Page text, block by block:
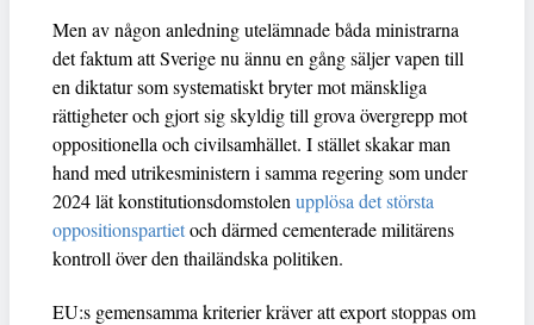
Men av någon anledning utelämnade båda ministrarna
det faktum att Sverige nu ännu en gång säljer vapen till
en diktatur som systematiskt bryter mot mänskliga
rättigheter och gjort sig skyldig till grova övergrepp mot
oppositionella och civilsamhället. I stället skakar man
hand med utrikesministern i samma regering som under
2024 lät konstitutionsdomstolen upplösa det största
oppositionspartietoch därmed cementerade militärens
kontroll över den thailändska politiken.
EU:s gemensamma kriterier kräver att export stoppas om